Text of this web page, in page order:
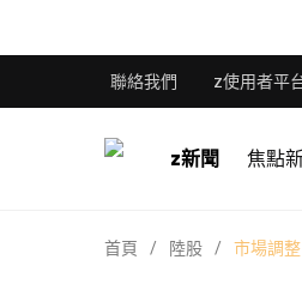
聯絡我們 z使用者平
z新聞 焦點
首頁 陸股 市場調